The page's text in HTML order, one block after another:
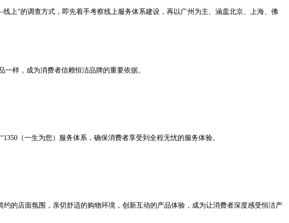
”的调查方式，即先着手考察线上服务体系建设，再以广州为主、涵盖北京、上海、佛
样，成为消费者信赖恒洁品牌的重要依据。
（一生为您）服务体系，确保消费者享受到全程无忧的服务体验。
的店面氛围，亲切舒适的购物环境，创新互动的产品体验，成为让消费者深度感受恒洁产